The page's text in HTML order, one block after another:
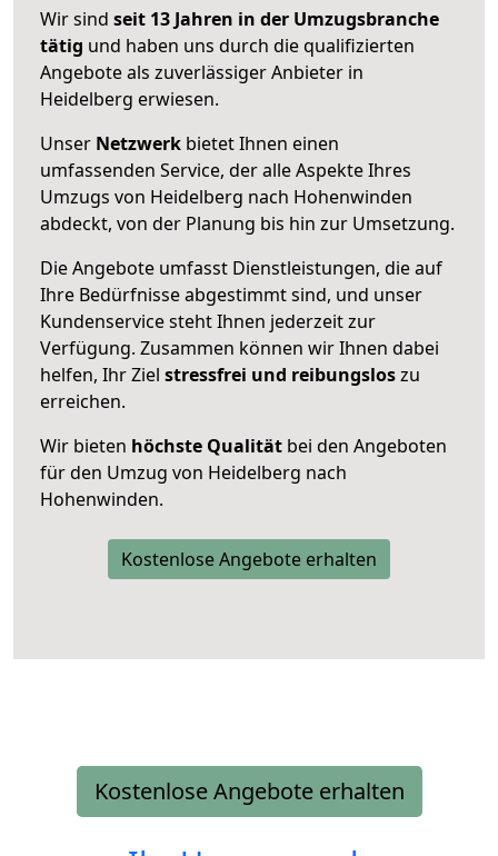
Wir sind seit 13 Jahren in der Umzugsbranche
tätig und haben uns durch die qualifizierten
Angebote als zuverlässiger Anbieter in
Heidelberg erwiesen.
Unser Netzwerk bietet Ihnen einen
umfassenden Service, der alle Aspekte Ihres
Umzugs von Heidelberg nach Hohenwinden
abdeckt, von der Planung bis hin zur Umsetzung.
Die Angebote umfasst Dienstleistungen, die auf
Ihre Bedürfnisse abgestimmt sind, und unser
Kundenservice steht Ihnen jederzeit zur
Verfügung. Zusammen können wir Ihnen dabei
helfen, Ihr Ziel stressfrei und reibungsloszu
erreichen.
Wir bieten höchste Qualität bei den Angeboten
für den Umzug von Heidelberg nach
Hohenwinden.
Kostenlose Angebote erhalten
Kostenlose Angebote erhalten